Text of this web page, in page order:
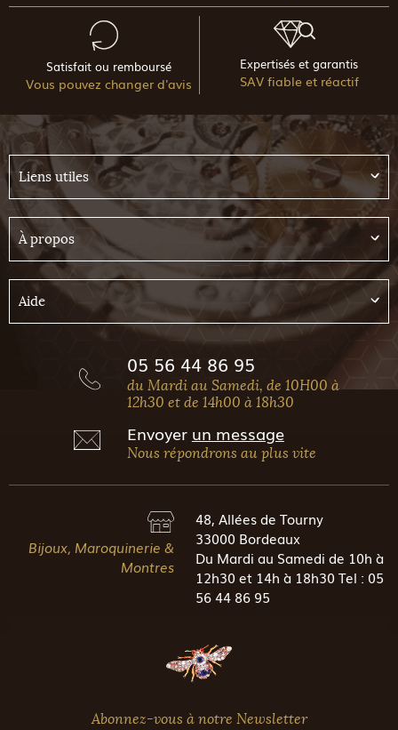
Satisfait ou remboursé
Vous pouvez changer d'avis
Expertisés et garantis
SAV fiable et réactif
Liens utiles
À propos
Aide
05 56 44 86 95
du Mardi au Samedi, de 10H00 à
12h30 et de 14h00 à 18h30
Envoyer un message
Nous répondrons au plus vite
Bijoux, Maroquinerie &
Montres
48, Allées de Tourny
33000 Bordeaux
Du Mardi au Samedi de 10h à
12h30 et 14h à 18h30 Tel : 05
56 44 86 95
Abonnez-vous à notre Newsletter